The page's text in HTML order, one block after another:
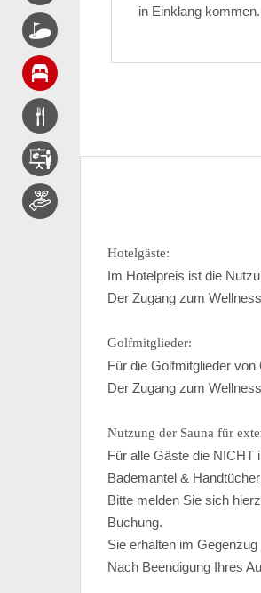
in Einklang kommen.
Hotelgäste:
Im Hotelpreis ist die
Der Zugang zum
Golfmitglieder:
Für die Golfmitglieder
Der Zugang zum
Nutzung der Sauna für
Für alle Gäste die NICHT
Bademantel &
Bitte melden Sie sich
Buchung.
Sie erhalten im
Nach Beendigung Ihres